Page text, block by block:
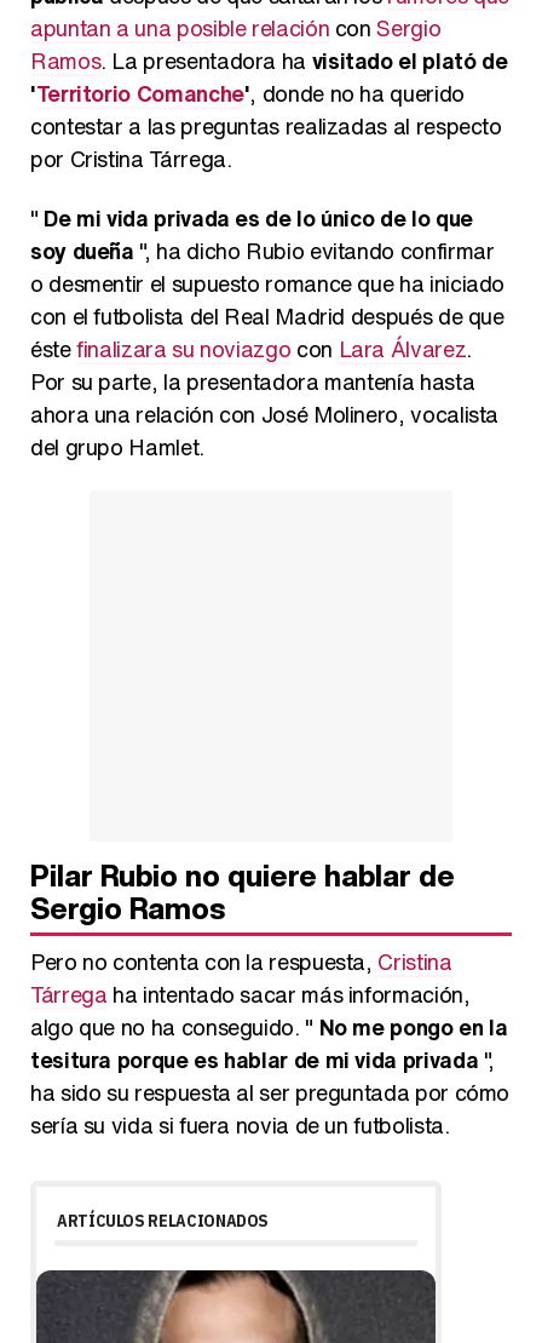
apuntan a una posible relación conSergio
Ramos. La presentadora ha visitado el plató de
'Territorio Comanche', donde no ha querido
contestar a las preguntas realizadas al respecto
por Cristina Tárrega.
" De mi vida privada es de lo único de lo que
soy dueña ", ha dicho Rubio evitando confirmar
o desmentir el supuesto romance que ha iniciado
con el futbolista del Real Madrid después de que
éstefinalizara su noviazgo con Lara Álvarez.
Por su parte, la presentadora mantenía hasta
ahora una relación con José Molinero, vocalista
del grupo Hamlet.
Pilar Rubio no quiere hablar de
Sergio Ramos
Pero no contenta con la respuesta, Cristina
Tárrega ha intentado sacar más información,
algo que no ha conseguido. " No me pongo en la
tesitura porque es hablar de mi vida privada ",
ha sido su respuesta al ser preguntada por cómo
sería su vida si fuera novia de un futbolista.
ARTÍCULOS RELACIONADOS